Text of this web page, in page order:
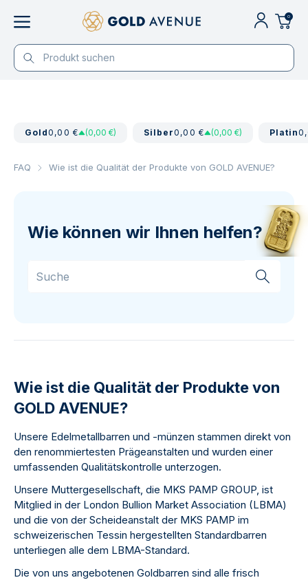
0
Gold0,00 € (0,00 €) Silber0,00 € (0,00 €) Platin
FAQ Wie ist die Qualität der Produkte von GOLD AVENUE?
Wie können wir Ihnen helfen?
Wie ist die Qualität der Produkte von
GOLD AVENUE?
Unsere Edelmetallbarren und -münzen stammen direkt von
den renommiertesten Prägeanstalten und wurden einer
umfassenden Qualitätskontrolle unterzogen.
Unsere Muttergesellschaft, die MKS PAMP GROUP, ist
Mitglied in der London Bullion Market Association (LBMA)
und die von der Scheideanstalt der MKS PAMP im
schweizerischen Tessin hergestellten Standardbarren
unterliegen alle dem LBMA-Standard.
Die von uns angebotenen Goldbarren sind alle frisch